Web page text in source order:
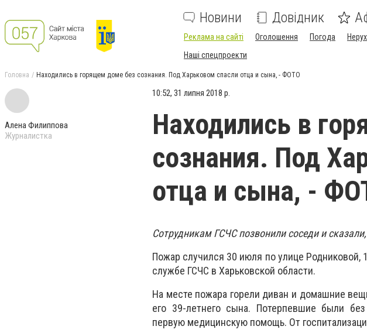
Новини Довідник
Реклама на сайті Оголошення Погода
Наші спецпроекти
Головна Находились в горящем доме без сознания. Под Харьковом спасли отца и сына, - ФОТО
Алена Филиппова
Журналистка
10:52, 31 липня 2018 р.
Находились в
сознания. Под
отца и сына, -
Сотрудникам ГСЧС позвонили соседи и
Пожар случился 30 июля по улице Родниковой,
службе ГСЧС в Харьковской области.
На месте пожара горели диван и домашние
его 39-летнего сына. Потерпевшие были
первую медицинскую помощь. От